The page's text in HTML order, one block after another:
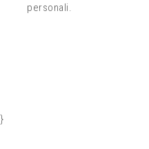
personali.
}